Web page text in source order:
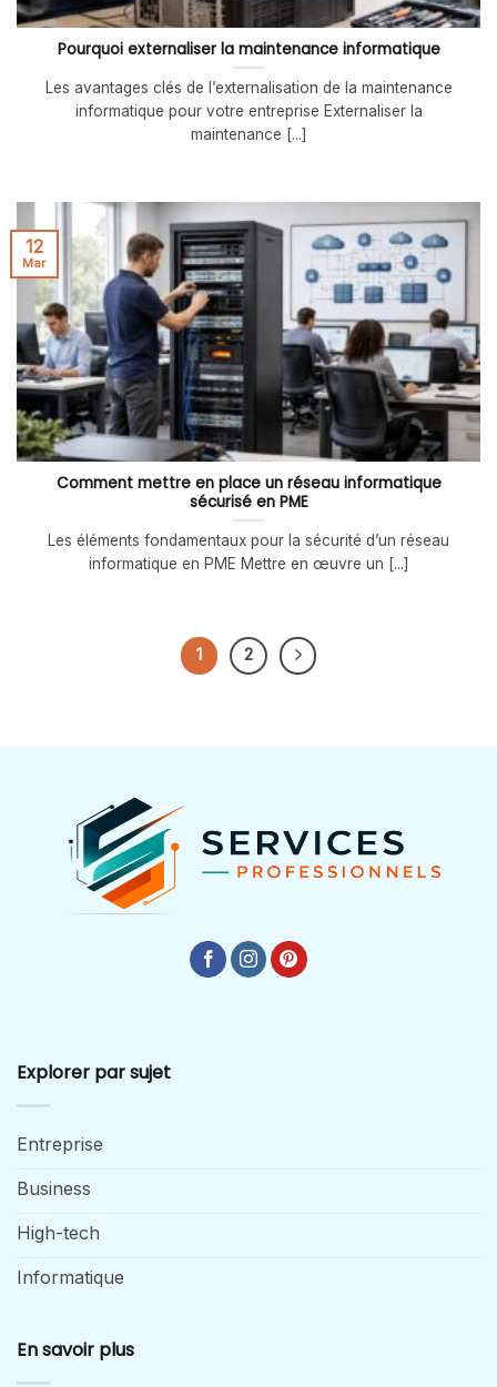
Pourquoi externaliser la maintenance informatique
Les avantages clés de l’externalisation de la maintenance
informatique pour votre entreprise Externaliser la
maintenance [...]
Comment mettre en place un réseau informatique
sécurisé en PME
Les éléments fondamentaux pour la sécurité d’un réseau
informatique en PME Mettre en œuvre un [...]
12
Mar
1 2
Explorer par sujet
Entreprise
Business
High-tech
Informatique
En savoir plus